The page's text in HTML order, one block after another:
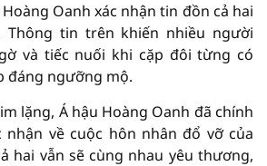
Oanh xác nhận tin đồn cả hai
tin trên khiến nhiều người
và tiếc nuối khi cặp đôi từng có
đáng ngưỡng mộ.
lặng, Á hậu Hoàng Oanh đã chính
về cuộc hôn nhân đổ vỡ của
hai vẫn sẽ cùng nhau yêu thương,